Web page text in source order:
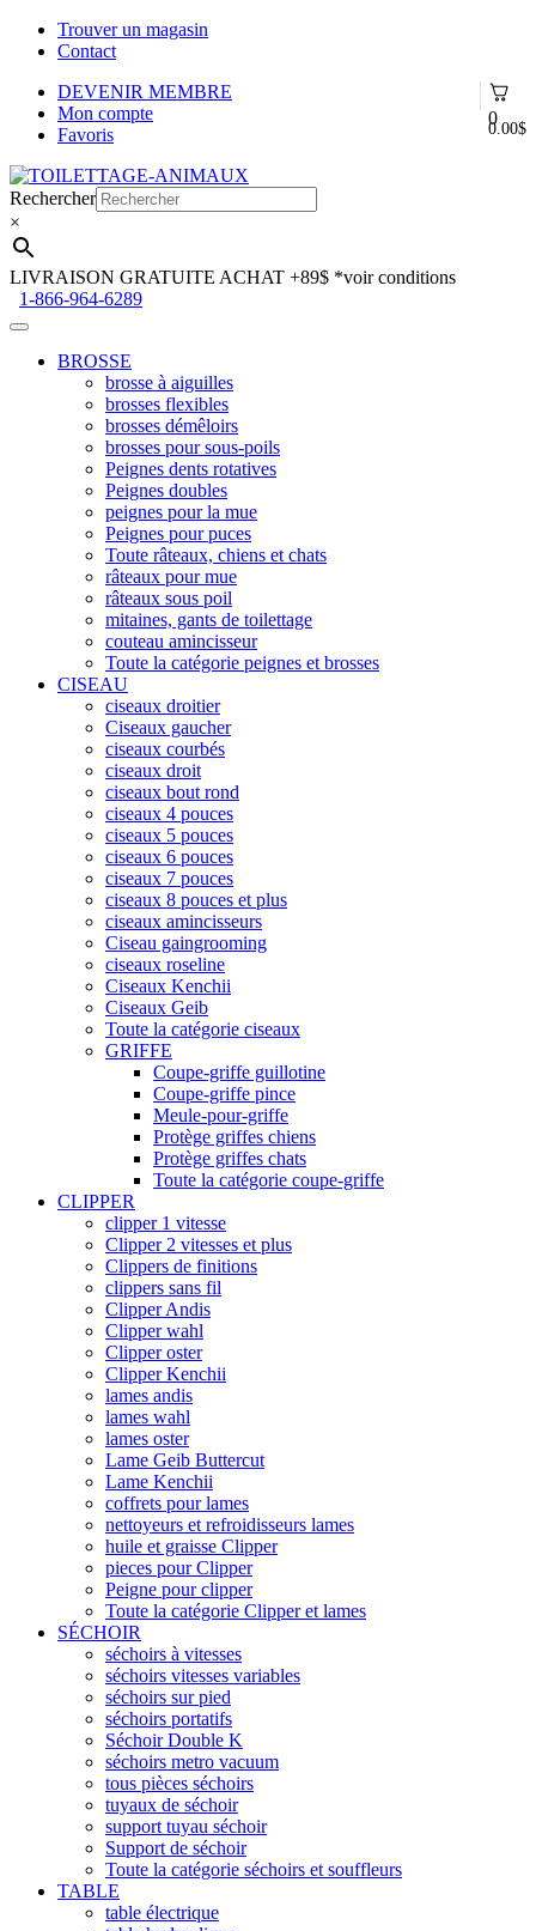
Trouver un magasin
Contact
0
0.00$
DEVENIR MEMBRE
Mon compte
Favoris
Aller
à
la
navigation
Aller
au
contenu
Rechercher
×
LIVRAISON GRATUITE ACHAT +89$ *voir conditions
1-866-964-6289
BROSSE
brosse à aiguilles
brosses flexibles
brosses démêloirs
brosses pour sous-poils
Peignes dents rotatives
Peignes doubles
peignes pour la mue
Peignes pour puces
Toute râteaux, chiens et chats
râteaux pour mue
râteaux sous poil
mitaines, gants de toilettage
couteau amincisseur
Toute la catégorie peignes et brosses
CISEAU
ciseaux droitier
Ciseaux gaucher
ciseaux courbés
ciseaux droit
ciseaux bout rond
ciseaux 4 pouces
ciseaux 5 pouces
ciseaux 6 pouces
ciseaux 7 pouces
ciseaux 8 pouces et plus
ciseaux amincisseurs
Ciseau gaingrooming
ciseaux roseline
Ciseaux Kenchii
Ciseaux Geib
Toute la catégorie ciseaux
GRIFFE
Coupe-griffe guillotine
Coupe-griffe pince
Meule-pour-griffe
Protège griffes chiens
Protège griffes chats
Toute la catégorie coupe-griffe
CLIPPER
clipper 1 vitesse
Clipper 2 vitesses et plus
Clippers de finitions
clippers sans fil
Clipper Andis
Clipper wahl
Clipper oster
Clipper Kenchii
lames andis
lames wahl
lames oster
Lame Geib Buttercut
Lame Kenchii
coffrets pour lames
nettoyeurs et refroidisseurs lames
huile et graisse Clipper
pieces pour Clipper
Peigne pour clipper
Toute la catégorie Clipper et lames
SÉCHOIR
séchoirs à vitesses
séchoirs vitesses variables
séchoirs sur pied
séchoirs portatifs
Séchoir Double K
séchoirs metro vacuum
tous pièces séchoirs
tuyaux de séchoir
support tuyau séchoir
Support de séchoir
Toute la catégorie séchoirs et souffleurs
TABLE
table électrique